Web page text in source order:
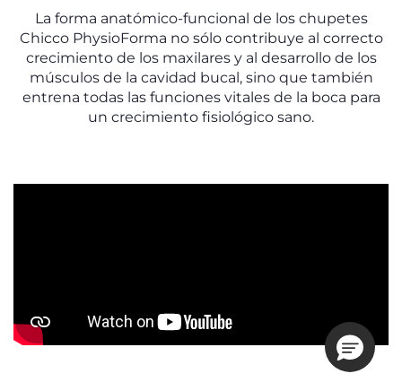
La forma anatómico-funcional de los chupetes
Chicco PhysioForma no sólo contribuye al correcto
crecimiento de los maxilares y al desarrollo de los
músculos de la cavidad bucal, sino que también
entrena todas las funciones vitales de la boca para
un crecimiento fisiológico sano.